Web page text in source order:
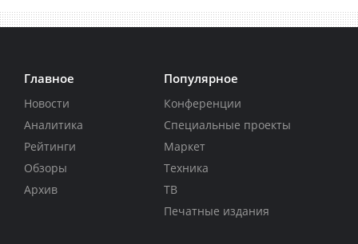
Главное
Новости
Аналитика
Рейтинги
Обзоры
Архив
Популярное
Конференции
Специальные проекты
Маркет
Техника
ТВ
Печатные издания